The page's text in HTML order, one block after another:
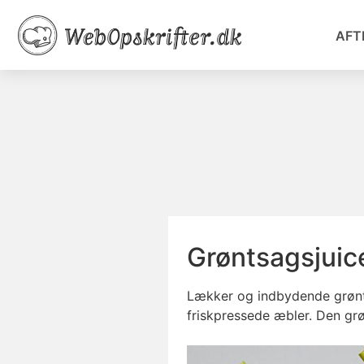
Lækker og indbydende
friskpressede æbler. Den